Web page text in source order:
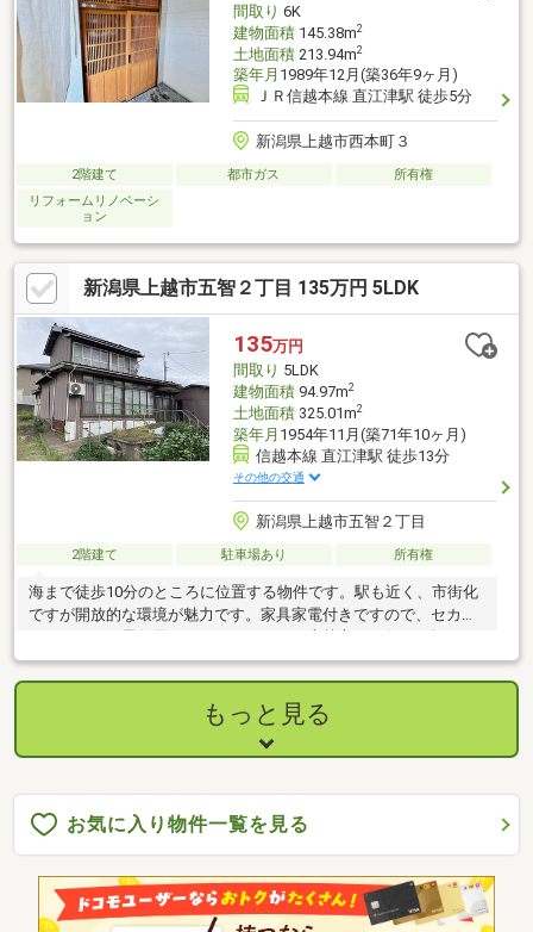
間取り 6K
建物面積145.38m2
土地面積213.94m2
築年月 1989年12月(築36年9ヶ月)
ＪＲ信越本線 直江津駅 徒歩5分
新潟県上越市西本町３
2階建て 都市ガス
所有権
リフォームリノベーシ
ョン
新潟県上越市五智２丁目 135万円 5LDK
135万円
間取り 5LDK
建物面積94.97m2
土地面積325.01m2
築年月 1954年11月(築71年10ヶ月)
信越本線 直江津駅 徒歩13分
その他の交通
新潟県上越市五智２丁目
2階建て 駐車場あり 所有権
海まで徒歩10分のところに位置する物件です。駅も近く、市街化
ですが開放的な環境が魅力です。家具家電付きですので、セカン
当社にお任せください。快
もっと見る
お気に入り物件一覧を見る